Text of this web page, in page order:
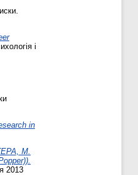
і
in
М.
2013